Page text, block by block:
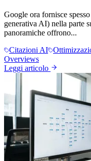
Google ora fornisce
generativa AI) nella parte
panoramiche offrono...
Citazioni AI
Overviews
Leggi articolo